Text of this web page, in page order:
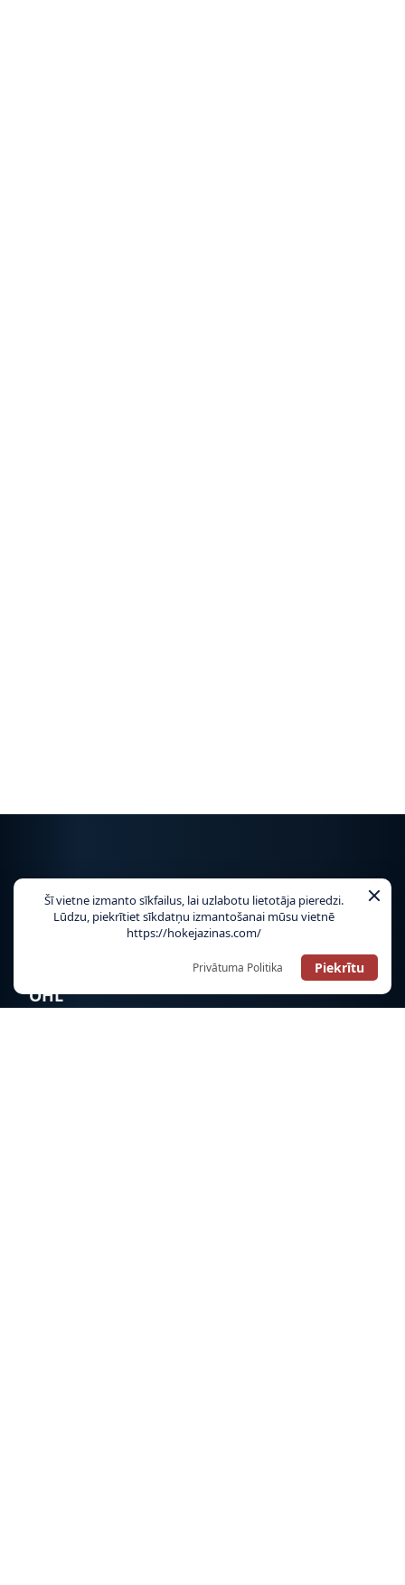
NHL
TIKAI HOKEJAZINAS.COM!
OHL
Šī vietne izmanto sīkfailus, lai uzlabotu lietotāja pieredzi.
Lūdzu, piekrītiet sīkdatņu izmantošanai mūsu vietnē
https://hokejazinas.com/
Privātuma Politika Piekrītu